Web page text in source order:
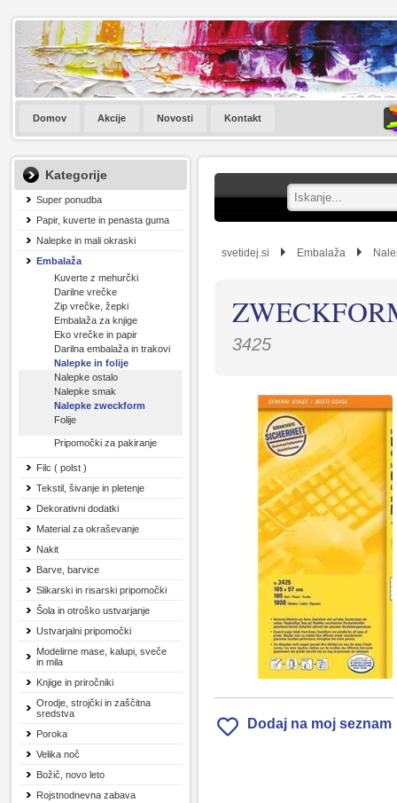
Domov Akcije Novosti Kontakt
Kategorije
Super ponudba
Papir, kuverte in penasta guma
Nalepke in mali okraski
Embalaža
Kuverte z mehurčki
Darilne vrečke
Zip vrečke, žepki
Embalaža za knjige
Eko vrečke in papir
Darilna embalaža in trakovi
Nalepke in folije
Nalepke ostalo
Nalepke smak
Nalepke zweckform
Folije
Pripomočki za pakiranje
Filc ( polst )
Tekstil, šivanje in pletenje
Dekorativni dodatki
Material za okraševanje
Nakit
Barve, barvice
Slikarski in risarski pripomočki
Šola in otroško ustvarjanje
Ustvarjalni pripomočki
Modelirne mase, kalupi, sveče
in mila
Knjige in priročniki
Orodje, strojčki in zaščitna
sredstva
Poroka
Velika noč
Božič, novo leto
Rojstnodnevna zabava
svetidej.si Embalaža
3425
Dodaj na moj seznam